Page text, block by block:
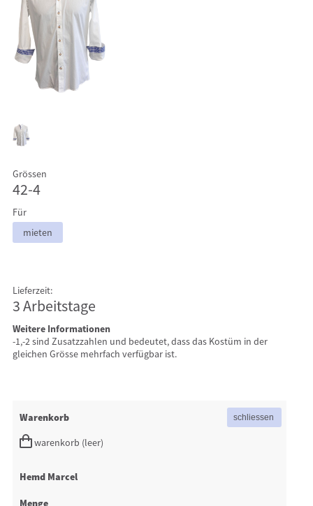
Grössen
42-4
Für
mieten
Lieferzeit:
3 Arbeitstage
Weitere Informationen
-1,-2 sind Zusatzzahlen und bedeutet, dass das Kostüm in der
gleichen Grösse mehrfach verfügbar ist.
Warenkorb
warenkorb (leer)
Hemd Marcel